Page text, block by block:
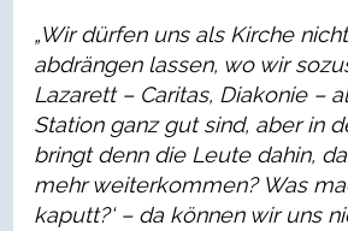
„Wir dürfen uns als Kirche
abdrängen lassen, wo wir
Lazarett – Caritas, Diakonie –
Station ganz gut sind, aber in
bringt denn die Leute dahin,
mehr weiterkommen? Was
kaputt?‘ – da können wir uns